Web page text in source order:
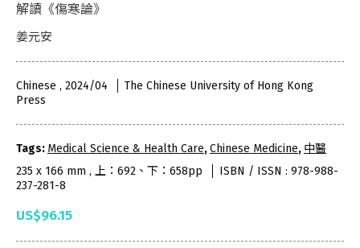
解讀《傷寒論》
姜元安
Chinese , 2024/04
The Chinese University of Hong Kong
Press
Tags: Medical Science & Health Care,Chinese Medicine, 中醫
235 x 166 mm , 上：692、下：658pp
ISBN / ISSN : 978-988-
237-281-8
US$96.15